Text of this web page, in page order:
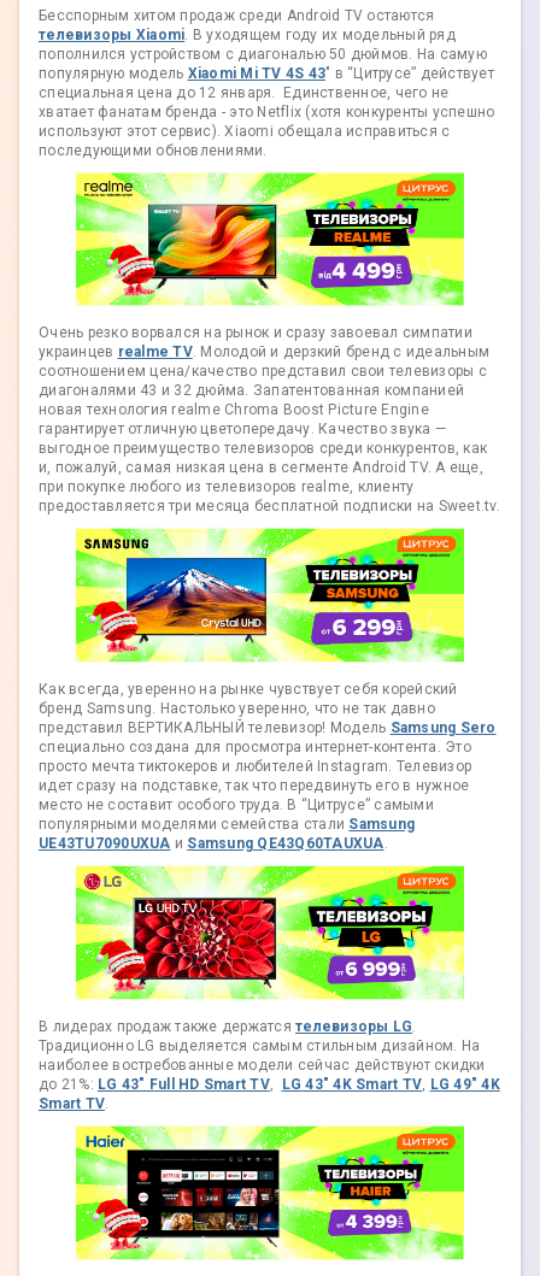
Бесспорным хитом продаж среди Android TV остаются
телевизоры Xiaomi . В уходящем году их модельный ряд
пополнился устройством с диагональю 50 дюймов. На самую
популярную модель Xiaomi Mi TV 4S 43" в “Цитрусе” действует
специальная цена до 12 января. Единственное, чего не
хватает фанатам бренда - это Netflix (хотя конкуренты успешно
используют этот сервис). Xiaomi обещала исправиться с
последующими обновлениями.
Очень резко ворвался на рынок и сразу завоевал симпатии
украинцев realme TV. Молодой и дерзкий бренд с идеальным
соотношением цена/качество представил свои телевизоры с
диагоналями 43 и 32 дюйма. Запатентованная компанией
новая технология realme Chroma Boost Picture Engine
гарантирует отличную цветопередачу. Качество звука —
выгодное преимущество телевизоров среди конкурентов, как
и, пожалуй, самая низкая цена в сегменте Android TV. А еще,
при покупке любого из телевизоров realme, клиенту
предоставляется три месяца бесплатной подписки на Sweet.tv.
Как всегда, уверенно на рынке чувствует себя корейский
бренд Samsung. Настолько уверенно, что не так давно
представил ВЕРТИКАЛЬНЫЙ телевизор! Модель Samsung Sero
специально создана для просмотра интернет-контента. Это
просто мечта тиктокеров и любителей Instagram. Телевизор
идет сразу на подставке, так что передвинуть его в нужное
место не составит особого труда. В “Цитрусе” самыми
популярными моделями семейства стали Samsung
UE43TU7090UXUA и Samsung QE43Q60TAUXUA.
В лидерах продаж также держатся телевизоры LG.
Традиционно LG выделяется самым стильным дизайном. На
наиболее востребованные модели сейчас действуют скидки
до 21%: LG 43" Full HD Smart TV, LG 43" 4K Smart TV, LG 49" 4K
Smart TV.